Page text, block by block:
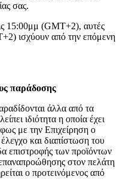
σας.
15:00μμ (GMT+2), αυτές
ισχύουν από την επόμενη
παράδοσης
άλλα από τα
ιδιότητα η οποία έχει
με την Επιχείρηση ο
και διαπίστωση του
επιστροφής των προϊόντων
στον πελάτη
ο προτεινόμενος από